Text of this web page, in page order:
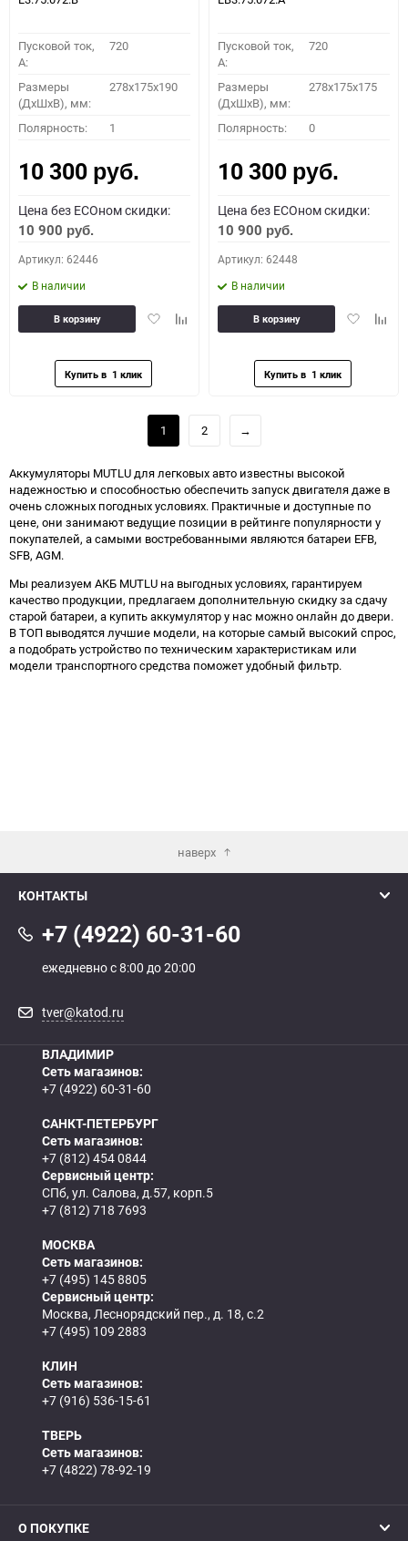
Пусковой ток,
A:
720
Размеры
(ДхШхВ), мм:
278x175x190
Полярность: 1
10 300 руб.
Цена без ECOном скидки:
10 900 руб.
Артикул: 62446
В наличии
ДобавитьДобавить
В корзину
Пусковой ток,
A:
720
Размеры
(ДхШхВ), мм:
278x175x175
Полярность: 0
10 300 руб.
Цена без ECOном скидки:
10 900 руб.
Артикул: 62448
В наличии
Добавить
В корзину
1 2 →
Аккумуляторы MUTLU для легковых авто известны высокой
надежностью и способностью обеспечить запуск двигателя даже в
очень сложных погодных условиях. Практичные и доступные по
цене, они занимают ведущие позиции в рейтинге популярности у
покупателей, а самыми востребованными являются батареи EFB,
SFB, AGM.
Мы реализуем АКБ MUTLU на выгодных условиях, гарантируем
качество продукции, предлагаем дополнительную скидку за сдачу
старой батареи, а купить аккумулятор у нас можно онлайн до двери.
В ТОП выводятся лучшие модели, на которые самый высокий спрос,
а подобрать устройство по техническим характеристикам или
модели транспортного средства поможет удобный фильтр.
наверх
КОНТАКТЫ
+7 (4922) 60-31-60
ежедневно с 8:00 до 20:00
tver@katod.ru
ВЛАДИМИР
Сеть магазинов:
+7 (4922) 60-31-60
САНКТ-ПЕТЕРБУРГ
Сеть магазинов:
+7 (812) 454 0844
Сервисный центр:
СПб, ул. Салова, д.57, корп.5
+7 (812) 718 7693
МОСКВА
Сеть магазинов:
+7 (495) 145 8805
Сервисный центр:
Москва, Леснорядский пер., д. 18, с.2
+7 (495) 109 2883
КЛИН
Сеть магазинов:
+7 (916) 536-15-61
ТВЕРЬ
Сеть магазинов:
+7 (4822) 78-92-19
О ПОКУПКЕ